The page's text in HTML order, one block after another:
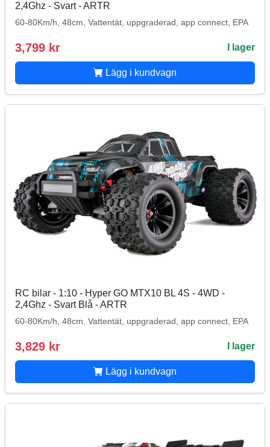
2,4Ghz - Svart - ARTR
60-80Km/h, 48cm, Vattentät, uppgraderad, app connect, EPA
3,799 kr I lager
Lägg i kundvagn
RC bilar - 1:10 - Hyper GO MTX10 BL 4S - 4WD -
2,4Ghz - Svart Blå - ARTR
60-80Km/h, 48cm, Vattentät, uppgraderad, app connect, EPA
3,829 kr I lager
Lägg i kundvagn